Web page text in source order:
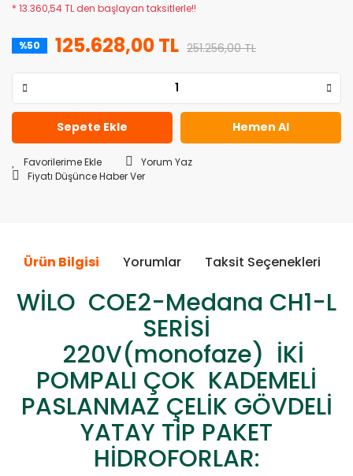
* 13.360,54 TL den başlayan taksitlerle!!
%50 125.628,00 TL 251.256,00 TL
Sepete Ekle Hemen Al
Yorum Yaz
Fiyatı Düşünce Haber Ver
Ürün Bilgisi Yorumlar Taksit Seçenekleri
WİLO COE2-Medana CH1-L
SERİSİ
220V(monofaze) İKİ
POMPALI ÇOK KADEMELİ
PASLANMAZ ÇELİK GÖVDELİ
YATAY TİP PAKET
HİDROFORLAR: